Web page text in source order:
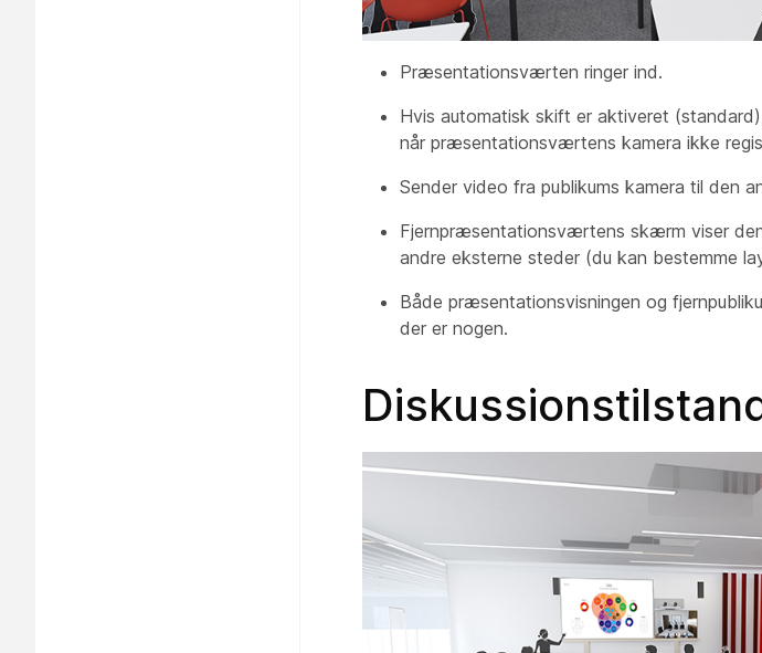
Præsentationsværten ringer ind.
Hvis automatisk skift er aktiveret
når præsentationsværtens kamera ikke
Sender video fra publikums kamera til den
Fjernpræsentationsværtens skærm viser
andre eksterne steder (du kan bestemme
Både præsentationsvisningen og
der er nogen.